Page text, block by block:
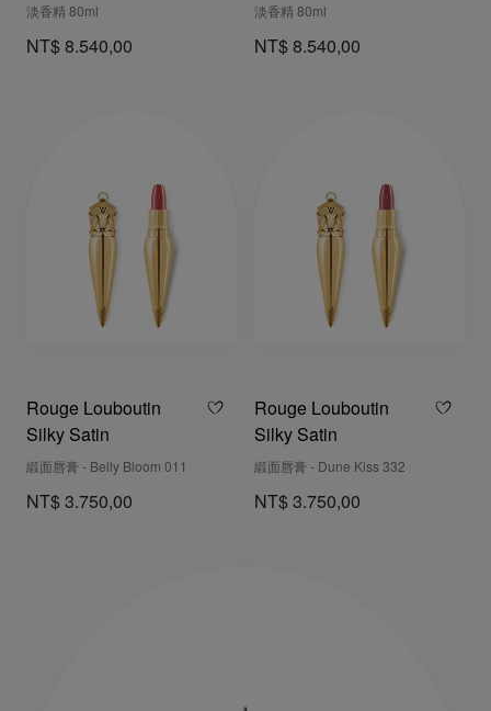
淡香精 80ml
NT$ 8.540,00
淡香精 80ml
NT$ 8.540,00
Rouge Louboutin
Silky Satin
緞面唇膏 - Belly Bloom 011
NT$ 3.750,00
Rouge Louboutin
Silky Satin
緞面唇膏 - Dune Kiss 332
NT$ 3.750,00